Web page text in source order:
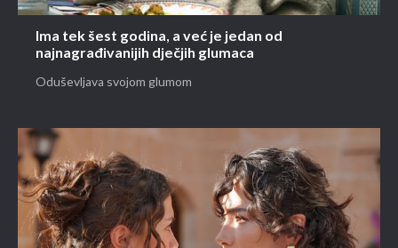
Ima tek šest godina, a već je jedan od
najnagrađivanijih dječjih glumaca
Oduševljava svojom glumom